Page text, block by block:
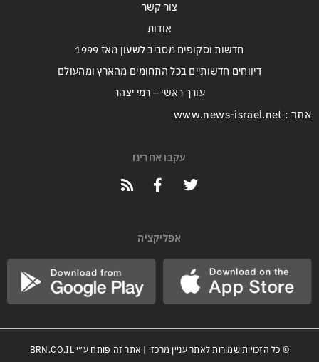
צור קשר
אודות
חדשות וסקופים מסביב לשעון מאז 1999
דיווחים חדשותיים בכל התחומים מהארץ ומהעולם
עורך ראשי – רמי יצהר
אתר : www.news-israel.net
עקבו אחרינו
אפליקציה
© כל הזכויות שמורות לאתר עניין מרכזי | אתר זה פותח ע״יBRN.CO.IL